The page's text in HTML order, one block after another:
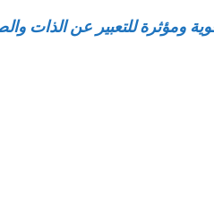
ومؤثرة للتعبير عن الذات